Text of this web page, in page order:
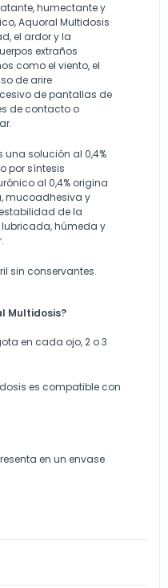
humectante y
Aquoral Multidosis
el ardor y la
extraños
como el viento, el
de arire
de pantallas de
de contacto o
solución al 0,4%
por síntesis
al 0,4% origina
mucoadhesiva y
de la
húmeda y
sin conservantes.
Multidosis?
en cada ojo, 2 o 3
es compatible con
en un envase